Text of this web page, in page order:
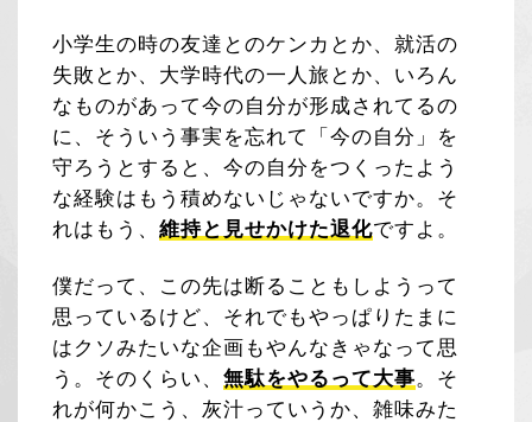
小学生の時の友達とのケンカとか、就活の
失敗とか、大学時代の一人旅とか、いろん
なものがあって今の自分が形成されてるの
に、そういう事実を忘れて「今の自分」を
守ろうとすると、今の自分をつくったよう
な経験はもう積めないじゃないですか。そ
れはもう、維持と見せかけた退化ですよ。
僕だって、この先は断ることもしようって
思っているけど、それでもやっぱりたまに
はクソみたいな企画もやんなきゃなって思
う。そのくらい、無駄をやるって大事。そ
れが何かこう、灰汁っていうか、雑味みた